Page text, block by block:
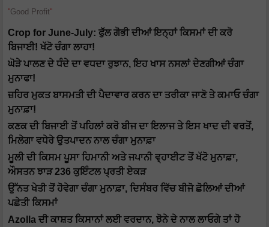
Good Profit
Crop for June-July: ਫੁੱਲ ਗੋਭੀ ਦੀਆਂ ਇਨ੍ਹਾਂ ਕਿਸਮਾਂ ਦੀ ਕਰੋ
ਬਿਜਾਈ! ਖੱਟੋ ਚੰਗਾ ਲਾਹਾ!
ਘੋੜੇ ਪਾਲਣ ਦੇ ਧੰਦੇ ਦਾ ਵਧਦਾ ਰੁਝਾਨ, ਇਹ ਖਾਸ ਨਸਲਾਂ ਦੇਣਗੀਆਂ ਚੰਗਾ
ਮੁਨਾਫਾ!
ਜ਼ਹਿਰ ਮੁਕਤ ਬਾਸਮਤੀ ਦੀ ਪੈਦਾਵਾਰ ਕਰਨ ਦਾ ਤਰੀਕਾ ਜਾਣੋ ਤੇ ਕਮਾਓ ਚੰਗਾ
ਮੁਨਾਫ਼ਾ!
ਕਣਕ ਦੀ ਬਿਜਾਈ ਤੋਂ ਪਹਿਲਾਂ ਕਰੋ ਬੀਜ ਦਾ ਇਲਾਜ ਤੇ ਇਸ ਖਾਦ ਦੀ ਵਰਤੋਂ,
ਮਿਲੇਗਾ ਵਧੇਰੇ ਉਤਪਾਦਨ ਨਾਲ ਚੰਗਾ ਮੁਨਾਫ਼ਾ
ਮੂਲੀ ਦੀ ਕਿਸਮ ਪੂਸਾ ਹਿਮਾਨੀ ਅਤੇ ਜਪਾਨੀ ਵ੍ਹਾਈਟ ਤੋਂ ਖੱਟੋ ਮੁਨਾਫ਼ਾ,
ਔਸਤਨ ਝਾੜ 236 ਕੁਇੰਟਲ ਪ੍ਰਤੀ ਏਕੜ
ਉੱਨਤ ਖੇਤੀ ਤੋਂ ਹੋਵੇਗਾ ਚੰਗਾ ਮੁਨਾਫ਼ਾ, ਦਿਸੰਬਰ ਵਿੱਚ ਬੀਜੋ ਛੋਲਿਆਂ ਦੀਆਂ
ਪਛੇਤੀ ਕਿਸਮਾਂ
Azolla ਦੀ ਕਾਸ਼ਤ ਕਿਸਾਨਾਂ ਲਈ ਵਰਦਾਨ, ਝੋਨੇ ਦੇ ਨਾਲ ਲਾਓਗੇ ਤਾਂ ਹੋ